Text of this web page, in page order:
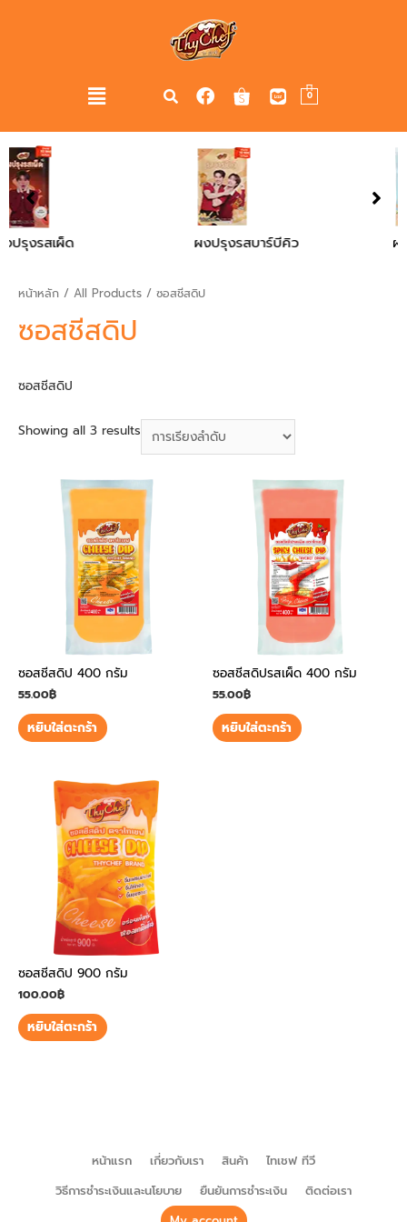
0
ผงปรุงรสบาร์บีคิว ผงปรุงรสไก่
หน้าหลัก / All Products / ซอสชีสดิป
ซอสชีสดิป
ซอสชีสดิป
Showing all 3 results
ซอสชีสดิป 400 กรัม
55.00฿
หยิบใส่ตะกร้า
ซอสชีสดิปรสเผ็ด 400 กรัม
55.00฿
หยิบใส่ตะกร้า
ซอสชีสดิป 900 กรัม
100.00฿
หยิบใส่ตะกร้า
หน้าแรก เกี่ยวกับเรา สินค้า
ไทเชฟ ทีวี
วิธีการชำระเงินและนโยบาย
ยืนยันการชำระเงิน
ติดต่อเรา